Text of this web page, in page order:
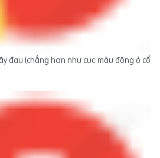
đau (chẳng hạn như cục máu đông ở cổ